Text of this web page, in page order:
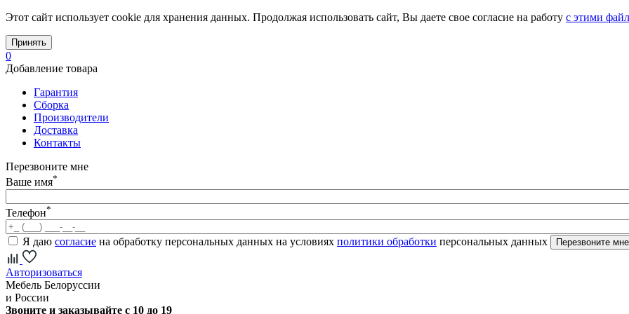
Этот сайт использует cookie для хранения данных. Продолжая использовать сайт, Вы даете свое согласие на работу с этими
Принять
0
Добавление товара
Гарантия
Сборка
Производители
Доставка
Контакты
Перезвоните мне
Ваше имя*
Телефон*
Я даю согласие на обработку персональных данных на условиях политики обработки персональных данных
Авторизоваться
Мебель Белоруссии
и России
Звоните и заказывайте с 10 до 19